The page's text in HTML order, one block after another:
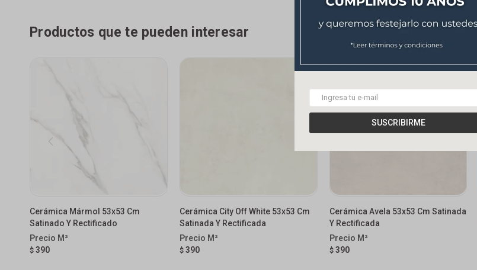
SUSCRIBIRME
Productos que te pueden interesar
Cerámica Mármol 53x53 Cm
Satinado Y Rectificado
$ 390
Cerámica City Off White 53x53 Cm
Satinada Y Rectificada
$ 390
Cerámica Avela 53x53 Cm Satinada
Y Rectificada
$ 390